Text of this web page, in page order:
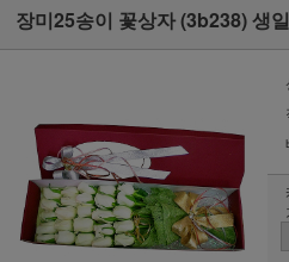
장미25송이 꽃상자 (3b238) 생